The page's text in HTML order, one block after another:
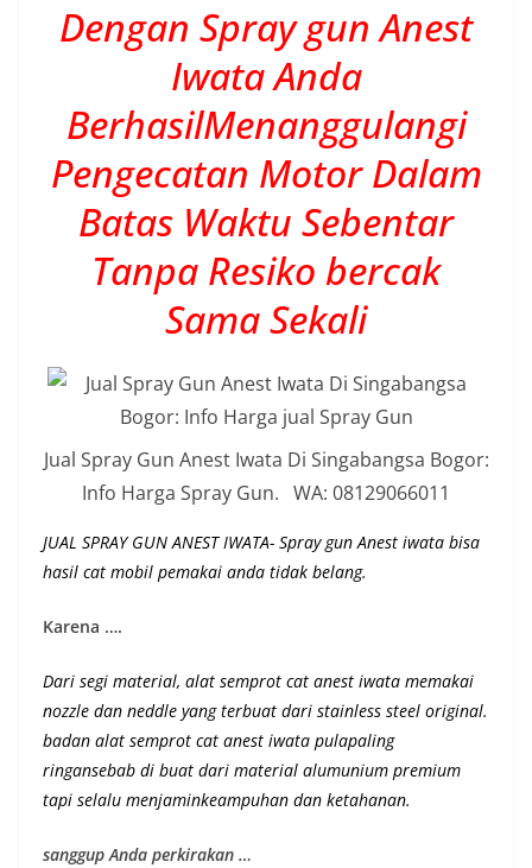
Dengan Spray gun Anest
Iwata Anda
BerhasilMenanggulangi
Pengecatan Motor Dalam
Batas Waktu Sebentar
Tanpa Resiko bercak
Sama Sekali
Jual Spray Gun Anest Iwata Di Singabangsa Bogor:
Info Harga Spray Gun. WA: 08129066011
JUAL SPRAY GUN ANEST IWATA- Spray gun Anest iwata bisa
hasil cat mobil pemakai anda tidak belang.
Karena ….
Dari segi material, alat semprot cat anest iwata memakai
nozzle dan neddle yang terbuat dari stainless steel original.
badan alat semprot cat anest iwata pulapaling
ringansebab di buat dari material alumunium premium
tapi selalu menjaminkeampuhan dan ketahanan.
sanggup Anda perkirakan …